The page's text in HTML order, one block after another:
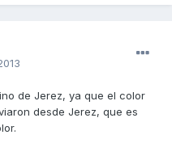
de Jerez, ya que el color
desde Jerez, que es